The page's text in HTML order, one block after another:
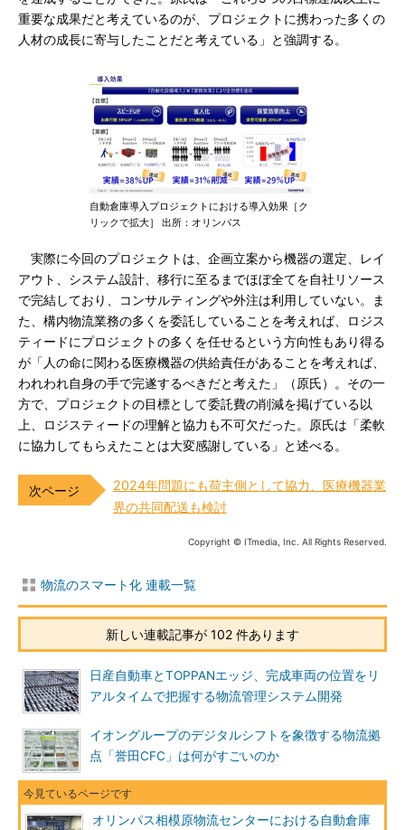
重要な成果だと考えているのが、プロジェクトに携わった多くの
人材の成長に寄与したことだと考えている」と強調する。
自動倉庫導入プロジェクトにおける導入効果［ク
リックで拡大］ 出所：オリンパス
実際に今回のプロジェクトは、企画立案から機器の選定、レイ
アウト、システム設計、移行に至るまでほぼ全てを自社リソース
で完結しており、コンサルティングや外注は利用していない。ま
た、構内物流業務の多くを委託していることを考えれば、ロジス
ティードにプロジェクトの多くを任せるという方向性もあり得る
が「人の命に関わる医療機器の供給責任があることを考えれば、
われわれ自身の手で完遂するべきだと考えた」（原氏）。その一
方で、プロジェクトの目標として委託費の削減を掲げている以
上、ロジスティードの理解と協力も不可欠だった。原氏は「柔軟
に協力してもらえたことは大変感謝している」と述べる。
2024年問題にも荷主側として協力、医療機器業
界の共同配送も検討
Copyright © ITmedia, Inc. All Rights Reserved.
物流のスマート化 連載一覧
新しい連載記事が 102 件あります
日産自動車とTOPPANエッジ、完成車両の位置をリ
アルタイムで把握する物流管理システム開発
イオングループのデジタルシフトを象徴する物流拠
点「誉田CFC」は何がすごいのか
オリンパス相模原物流センターにおける自動倉庫